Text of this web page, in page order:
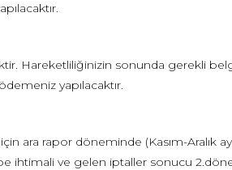
Hareketliliğinizin sonunda gerekli
yapılacaktır.
ara rapor döneminde (Kasım-Aralık
ihtimali ve gelen iptaller sonucu